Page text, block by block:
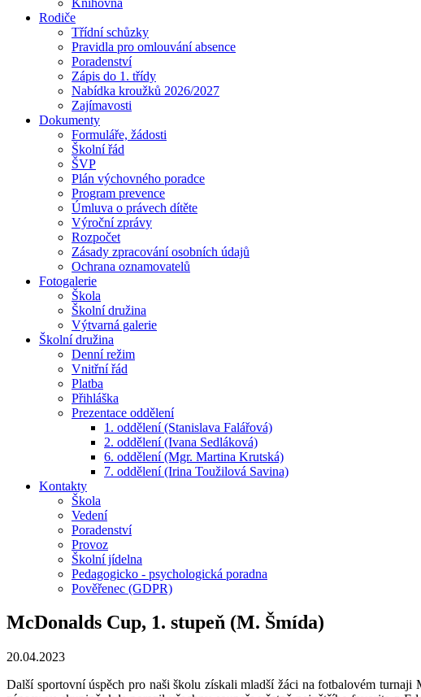
Rodiče
Třídní schůzky
Pravidla pro omlouvání absence
Poradenství
Zápis do 1. třídy
Nabídka kroužků 2026/2027
Zajímavosti
Dokumenty
Formuláře, žádosti
Školní řád
ŠVP
Plán výchovného poradce
Program prevence
Úmluva o právech dítěte
Výroční zprávy
Rozpočet
Zásady zpracování osobních údajů
Ochrana oznamovatelů
Fotogalerie
Škola
Školní družina
Výtvarná galerie
Školní družina
Denní režim
Vnitřní řád
Platba
Přihláška
Prezentace oddělení
1. oddělení (Stanislava Falářová)
2. oddělení (Ivana Sedláková)
6. oddělení (Mgr. Martina Krutská)
7. oddělení (Irina Toužilová Savina)
Kontakty
Škola
Vedení
Poradenství
Provoz
Školní jídelna
Pedagogicko - psychologická poradna
Pověřenec (GDPR)
McDonalds Cup, 1. stupeň (M. Šmída)
20.04.2023
Další sportovní úspěch pro naši školu získali mladší žáci na fotbalovém